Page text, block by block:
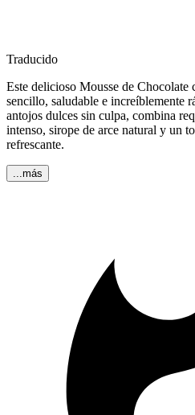
Traducido
Este delicioso Mousse de Chocolate
sencillo, saludable e increíblemente
antojos dulces sin culpa, combina
intenso, sirope de arce natural y un
refrescante.
...más